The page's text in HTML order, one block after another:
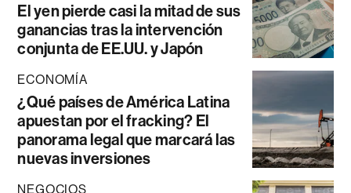
El yen pierde casi la mitad de sus
ganancias tras la intervención
conjunta de EE.UU. y Japón
ECONOMÍA
¿Qué países de América Latina
apuestan por el fracking? El
panorama legal que marcará las
nuevas inversiones
NEGOCIOS